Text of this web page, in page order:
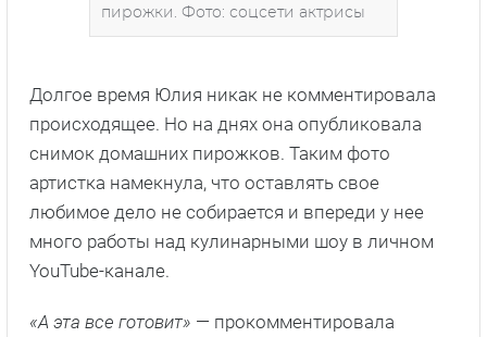
пирожки. Фото: соцсети актрисы
Долгое время Юлия никак не комментировала
происходящее. Но на днях она опубликовала
снимок домашних пирожков. Таким фото
артистка намекнула, что оставлять свое
любимое дело не собирается и впереди у нее
много работы над кулинарными шоу в личном
YouTube-канале.
«А эта все готовит» — прокомментировала